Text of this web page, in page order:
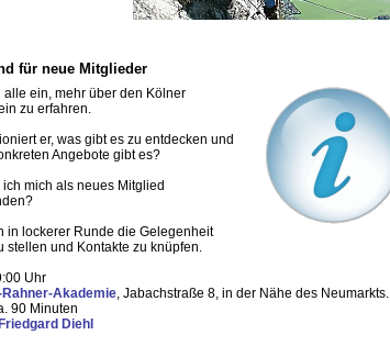
für neue Mitglieder
alle ein, mehr über den Kölner
zu erfahren.
er, was gibt es zu entdecken und
Angebote gibt es?
mich als neues Mitglied
in lockerer Runde die Gelegenheit
stellen und Kontakte zu knüpfen.
Uhr
Rahner-Akademie, Jabachstraße 8, in der Nähe des Neumarkts.
90 Minuten
Friedgard Diehl